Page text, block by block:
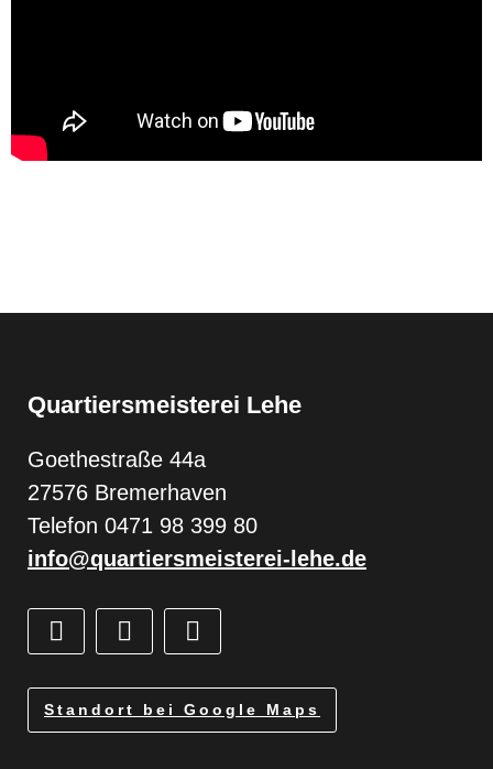
Quartiersmeisterei Lehe
Goethestraße 44a
27576 Bremerhaven
Telefon 0471 98 399 80
info@quartiersmeisterei-lehe.de
Standort bei Google Maps